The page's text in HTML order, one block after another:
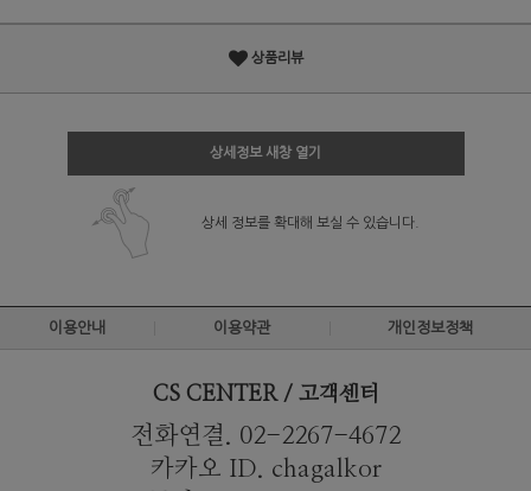
상품리뷰
상세정보 새창 열기
상세 정보를 확대해 보실 수 있습니다.
이용안내 이용약관 개인정보정책
CS CENTER / 고객센터
전화연결. 02-2267-4672
카카오 ID. chagalkor